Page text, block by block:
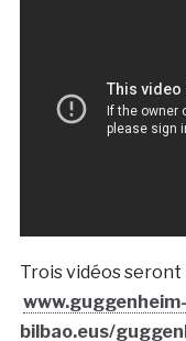
Trois vidéos
www.guggenheim-
bilbao.eus/